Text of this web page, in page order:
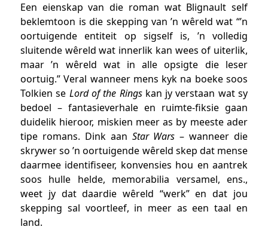
Een eienskap van die roman wat Blignault self
beklemtoon is die skepping van ’n wêreld wat “’n
oortuigende entiteit op sigself is, ’n volledig
sluitende wêreld wat innerlik kan wees of uiterlik,
maar ’n wêreld wat in alle opsigte die leser
oortuig.” Veral wanneer mens kyk na boeke soos
Tolkien se Lord of the Ringskan jy verstaan wat sy
bedoel – fantasieverhale en ruimte-fiksie gaan
duidelik hieroor, miskien meer as by meeste ader
tipe romans. Dink aan Star Wars – wanneer die
skrywer so ’n oortuigende wêreld skep dat mense
daarmee identifiseer, konvensies hou en aantrek
soos hulle helde, memorabilia versamel, ens.,
weet jy dat daardie wêreld “werk” en dat jou
skepping sal voortleef, in meer as een taal en
land.